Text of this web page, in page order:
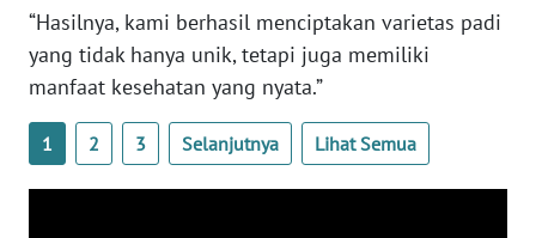
“Hasilnya, kami berhasil menciptakan varietas padi
yang tidak hanya unik, tetapi juga memiliki
manfaat kesehatan yang nyata.”
1 2 3 Selanjutnya Lihat Semua
PAPUA
WN
PAPUA
BARAT
WN